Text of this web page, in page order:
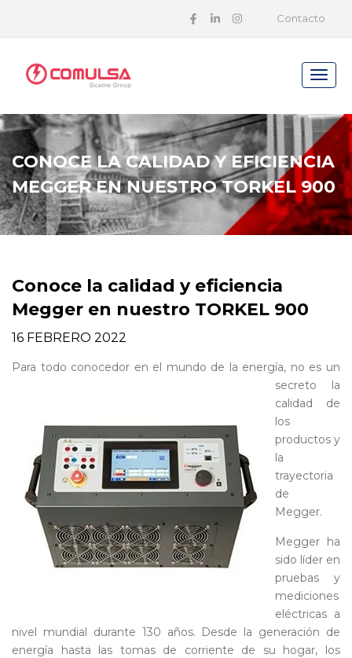
Contacto
CONOCE LA CALIDAD Y EFICIENCIA
MEGGER EN NUESTRO TORKEL 900
Conoce la calidad y eficiencia
Megger en nuestro TORKEL 900
16 FEBRERO 2022
Para todo conocedor en el mundo de la energía, no es un
secreto la
calidad de
los
productos y
la
trayectoria
de
Megger.
Megger ha
sido líder en
pruebas y
mediciones
eléctricas a
nivel mundial durante 130 años. Desde la generación de
energía hasta las tomas de corriente de su hogar, los